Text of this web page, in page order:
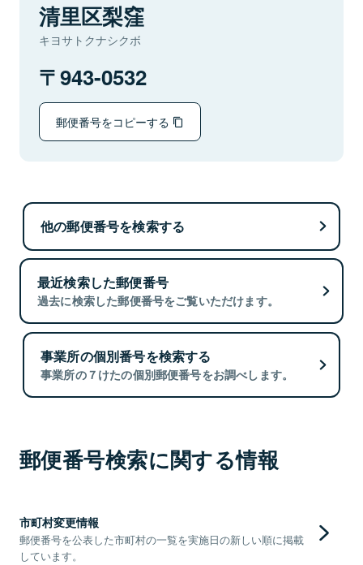
清里区梨窪
キヨサトクナシクボ
943-0532
郵便番号をコピーする
他の郵便番号を検索する
最近検索した郵便番号
過去に検索した郵便番号をご覧いただけます。
事業所の個別番号を検索する
事業所の７けたの個別郵便番号をお調べします。
郵便番号検索に関する情報
市町村変更情報
郵便番号を公表した市町村の一覧を実施日の新しい順に掲載
しています。